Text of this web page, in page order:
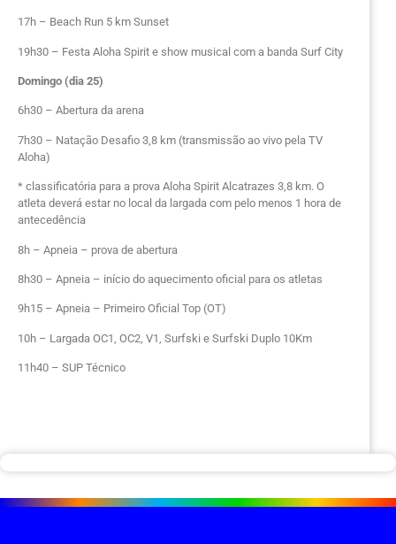
17h – Beach Run 5 km Sunset
19h30 – Festa Aloha Spirit e show musical com a banda Surf City
Domingo (dia 25)
6h30 – Abertura da arena
7h30 – Natação Desafio 3,8 km (transmissão ao vivo pela TV
Aloha)
* classificatória para a prova Aloha Spirit Alcatrazes 3,8 km. O
atleta deverá estar no local da largada com pelo menos 1 hora de
antecedência
8h – Apneia – prova de abertura
8h30 – Apneia – início do aquecimento oficial para os atletas
9h15 – Apneia – Primeiro Oficial Top (OT)
10h – Largada OC1, OC2, V1, Surfski e Surfski Duplo 10Km
11h40 – SUP Técnico